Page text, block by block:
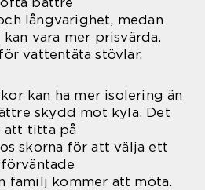
långvarighet, medan
vara mer prisvärda.
vattentäta stövlar.
kan ha mer isolering än
skydd mot kyla. Det
att titta på
skorna för att välja ett
familj kommer att möta.